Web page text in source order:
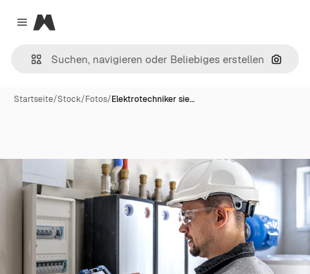
Close menu
Magnific
Nach
Startseite/Stock/Fotos/Elektrotechniker sie…